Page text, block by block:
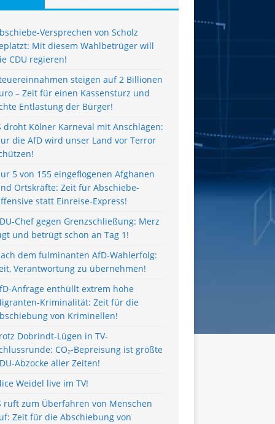
Versprechen von Scholz
Mit diesem Wahlbetrüger will
CDU regieren!
steigen auf 2 Billionen
– Zeit für einen Kassensturz und
Entlastung der Bürger!
droht Kölner Karneval mit Anschlägen:
die AfD wird unser Land vor Terror
5 von 155 eingeflogenen Afghanen
Ortskräfte: Zeit für Abschiebe-
statt Einreise-Express!
Chef gegen Grenzschließung: Merz
und betrügt schon an Tag 1!
dem fulminanten AfD-Wahlerfolg:
Verantwortung zu übernehmen!
Anfrage enthüllt extrem hohe
Kriminalität: Zeit für die
von Kriminellen!
Dobrindt-Lügen in TV-
CO₂-Bepreisung ist größte
Abzocke aller Zeiten!
Weidel live im TV!
ruft zum Überfahren von Menschen
Zeit für die Abschiebung von